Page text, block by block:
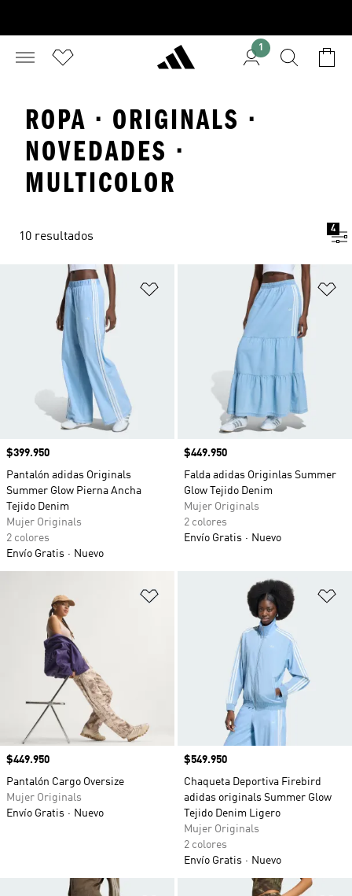
1
ROPA · ORIGINALS ·
NOVEDADES ·
MULTICOLOR
10 resultados
4
Añadir a la lista de deseos
Precio
$399.950
Pantalón adidas Originals
Summer Glow Pierna Ancha
Tejido Denim
Mujer Originals
2 colores
Envío Gratis
Nuevo
Precio
$449.950
Falda adidas Originlas Summer
Glow Tejido Denim
Mujer Originals
2 colores
Envío Gratis
Nuevo
Añadir a la lista de deseos
Precio
$449.950
Pantalón Cargo Oversize
Mujer Originals
Envío Gratis
Nuevo
Precio
$549.950
Chaqueta Deportiva Firebird
adidas originals Summer Glow
Tejido Denim Ligero
Mujer Originals
2 colores
Envío Gratis
Nuevo